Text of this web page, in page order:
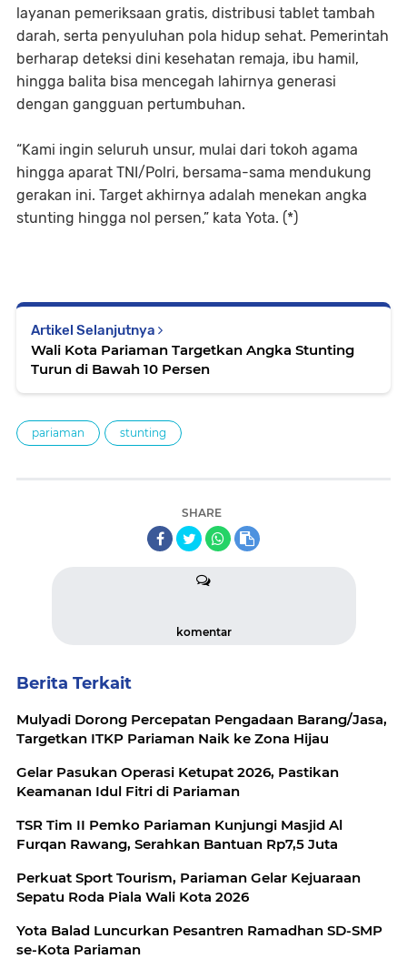
layanan pemeriksaan gratis, distribusi tablet tambah
darah, serta penyuluhan pola hidup sehat. Pemerintah
berharap deteksi dini kesehatan remaja, ibu hamil,
hingga balita bisa mencegah lahirnya generasi
dengan gangguan pertumbuhan.
“Kami ingin seluruh unsur, mulai dari tokoh agama
hingga aparat TNI/Polri, bersama-sama mendukung
gerakan ini. Target akhirnya adalah menekan angka
stunting hingga nol persen,” kata Yota. (*)
Artikel Selanjutnya
Wali Kota Pariaman Targetkan Angka Stunting
Turun di Bawah 10 Persen
pariaman stunting
SHARE
komentar
Berita Terkait
Mulyadi Dorong Percepatan Pengadaan Barang/Jasa,
Targetkan ITKP Pariaman Naik ke Zona Hijau
Gelar Pasukan Operasi Ketupat 2026, Pastikan
Keamanan Idul Fitri di Pariaman
TSR Tim II Pemko Pariaman Kunjungi Masjid Al
Furqan Rawang, Serahkan Bantuan Rp7,5 Juta
Perkuat Sport Tourism, Pariaman Gelar Kejuaraan
Sepatu Roda Piala Wali Kota 2026
Yota Balad Luncurkan Pesantren Ramadhan SD-SMP
se-Kota Pariaman